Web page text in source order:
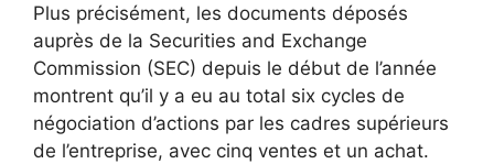
Plus précisément, les documents déposés
auprès de la Securities and Exchange
Commission (SEC) depuis le début de l’année
montrent qu’il y a eu au total six cycles de
négociation d’actions par les cadres supérieurs
de l’entreprise, avec cinq ventes et un achat.